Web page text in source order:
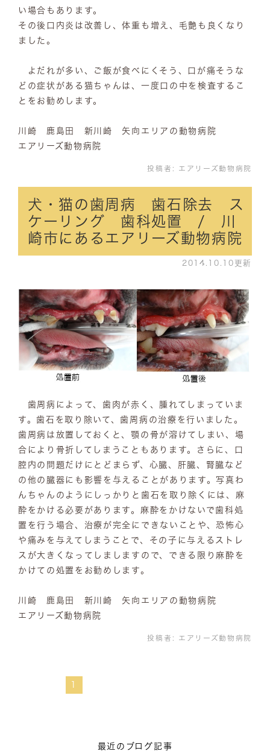
い場合もあります。
その後口内炎は改善し、体重も増え、毛艶も良くなり
ました。
よだれが多い、ご飯が食べにくそう、口が痛そうな
どの症状がある猫ちゃんは、一度口の中を検査するこ
とをお勧めします。
川崎 鹿島田 新川崎 矢向エリアの動物病院
エアリーズ動物病院
投稿者: エアリーズ動物病院
犬・猫の歯周病 歯石除去 ス
ケーリング 歯科処置 / 川
崎市にあるエアリーズ動物病院
2014.10.10更新
歯周病によって、歯肉が赤く、腫れてしまっていま
す。歯石を取り除いて、歯周病の治療を行いました。
歯周病は放置しておくと、顎の骨が溶けてしまい、場
合により骨折してしまうこともあります。さらに、口
腔内の問題だけにとどまらず、心臓、肝臓、腎臓など
の他の臓器にも影響を与えることがあります。写真わ
んちゃんのようにしっかりと歯石を取り除くには、麻
酔をかける必要があります。麻酔をかけないで歯科処
置を行う場合、治療が完全にできないことや、恐怖心
や痛みを与えてしまうことで、その子に与えるストレ
スが大きくなってしましますので、できる限り麻酔を
かけての処置をお勧めします。
川崎 鹿島田 新川崎 矢向エリアの動物病院
エアリーズ動物病院
投稿者: エアリーズ動物病院
1
最近のブログ記事